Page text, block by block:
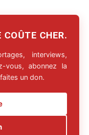
CHER.
interviews,
vous, abonnez la
un don.